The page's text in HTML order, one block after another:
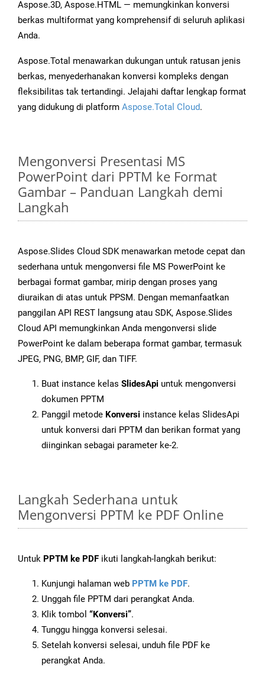
Aspose.3D, Aspose.HTML — memungkinkan konversi
berkas multiformat yang komprehensif di seluruh aplikasi
Anda.
Aspose.Total menawarkan dukungan untuk ratusan jenis
berkas, menyederhanakan konversi kompleks dengan
fleksibilitas tak tertandingi. Jelajahi daftar lengkap format
yang didukung di platform Aspose.Total Cloud.
Mengonversi Presentasi MS
PowerPoint dari PPTM ke Format
Gambar – Panduan Langkah demi
Langkah
Aspose.Slides Cloud SDK menawarkan metode cepat dan
sederhana untuk mengonversi file MS PowerPoint ke
berbagai format gambar, mirip dengan proses yang
diuraikan di atas untuk PPSM. Dengan memanfaatkan
panggilan API REST langsung atau SDK, Aspose.Slides
Cloud API memungkinkan Anda mengonversi slide
PowerPoint ke dalam beberapa format gambar, termasuk
JPEG, PNG, BMP, GIF, dan TIFF.
Buat instance kelas SlidesApi untuk mengonversi
dokumen PPTM
Panggil metode Konversi instance kelas SlidesApi
untuk konversi dari PPTM dan berikan format yang
diinginkan sebagai parameter ke-2.
Langkah Sederhana untuk
Mengonversi PPTM ke PDF Online
Untuk PPTM ke PDF ikuti langkah-langkah berikut:
Kunjungi halaman web PPTM ke PDF.
Unggah file PPTM dari perangkat Anda.
Klik tombol “Konversi”.
Tunggu hingga konversi selesai.
Setelah konversi selesai, unduh file PDF ke
perangkat Anda.